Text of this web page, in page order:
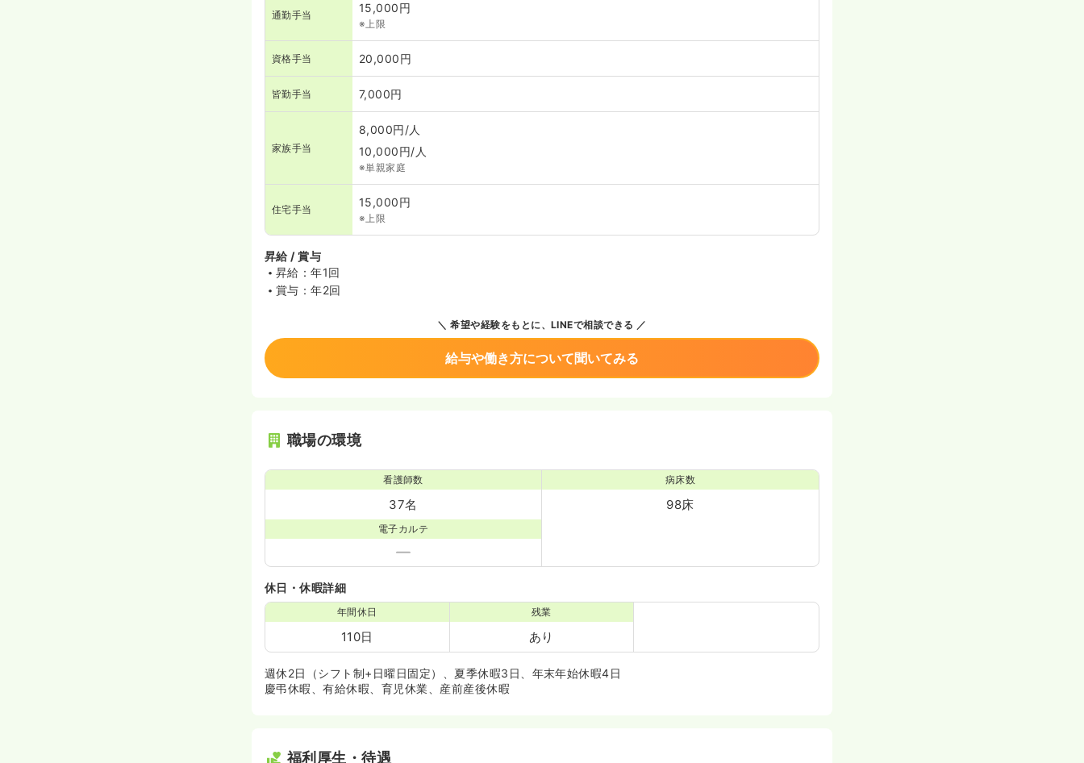
通勤手当
15,000円
※上限
資格手当 20,000円
皆勤手当 7,000円
家族手当
8,000円/人
10,000円/人
※単親家庭
住宅手当
15,000円
※上限
昇給 / 賞与
昇給：年1回
賞与：年2回
希望や経験をもとに、LINEで相談できる
給与や働き方について聞いてみる
職場の環境
看護師数
37名
病床数
98床
電子カルテ
休日・休暇詳細
年間休日
110日
残業
あり
週休2日（シフト制+日曜日固定）、夏季休暇3日、年末年始休暇4日
慶弔休暇、有給休暇、育児休業、産前産後休暇
福利厚生・待遇